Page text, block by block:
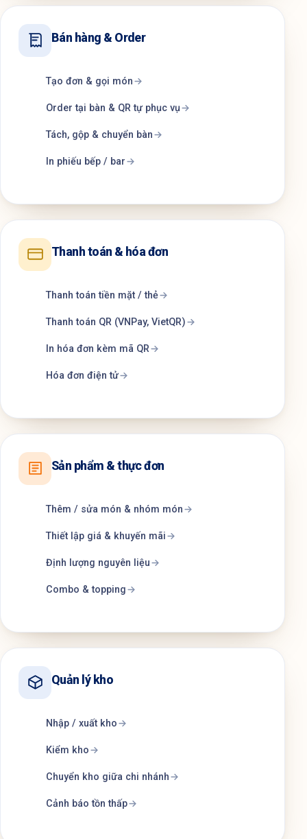
Bán hàng & Order
Tạo đơn & gọi món
Order tại bàn & QR tự phục vụ
Tách, gộp & chuyển bàn
In phiếu bếp / bar
Thanh toán & hóa đơn
Thanh toán tiền mặt / thẻ
Thanh toán QR (VNPay, VietQR)
In hóa đơn kèm mã QR
Hóa đơn điện tử
Sản phẩm & thực đơn
Thêm / sửa món & nhóm món
Thiết lập giá & khuyến mãi
Định lượng nguyên liệu
Combo & topping
Quản lý kho
Nhập / xuất kho
Kiểm kho
Chuyển kho giữa chi nhánh
Cảnh báo tồn thấp